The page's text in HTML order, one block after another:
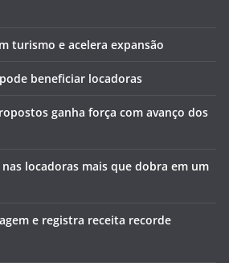
turismo e acelera expansão
beneficiar locadoras
ganha força com avanço dos
locadoras mais que dobra em um
e registra receita recorde